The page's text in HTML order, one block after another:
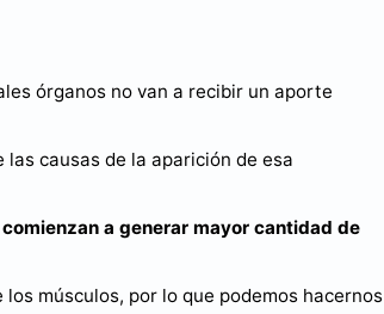
órganos no van a recibir un aporte
causas de la aparición de esa
comienzan a generar mayor cantidad de
músculos, por lo que podemos hacernos